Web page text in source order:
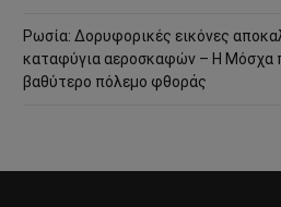
Ρωσία: Δορυφορικές εικόνες
καταφύγια αεροσκαφών – Η Μόσχα
βαθύτερο πόλεμο φθοράς